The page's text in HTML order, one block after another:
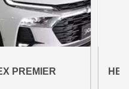
PREMIER